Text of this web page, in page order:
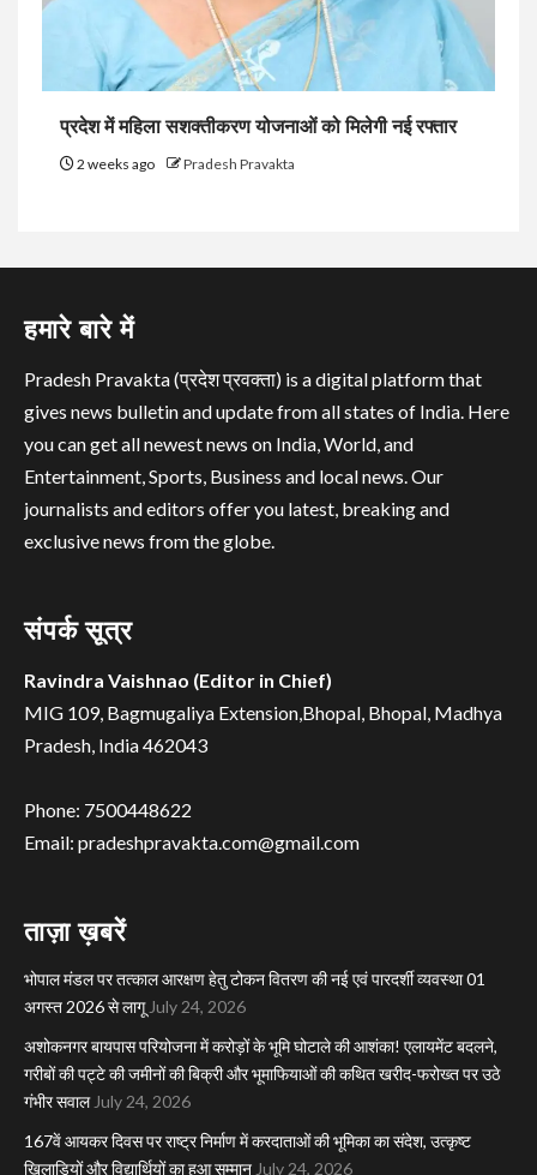
प्रदेश में महिला सशक्तीकरण योजनाओं को मिलेगी नई रफ्तार
2 weeks ago Pradesh Pravakta
हमारे बारे में
Pradesh Pravakta (प्रदेश प्रवक्ता) is a digital platform that
gives news bulletin and update from all states of India. Here
you can get all newest news on India, World, and
Entertainment, Sports, Business and local news. Our
journalists and editors offer you latest, breaking and
exclusive news from the globe.
संपर्क सूत्र
Ravindra Vaishnao (Editor in Chief)
MIG 109, Bagmugaliya Extension,Bhopal, Bhopal, Madhya
Pradesh, India 462043
Phone: 7500448622
Email: pradeshpravakta.com@gmail.com
ताज़ा ख़बरें
भोपाल मंडल पर तत्काल आरक्षण हेतु टोकन वितरण की नई एवं पारदर्शी व्यवस्था 01
अगस्त 2026 से लागू July 24, 2026
अशोकनगर बायपास परियोजना में करोड़ों के भूमि घोटाले की आशंका! एलायमेंट बदलने,
गरीबों की पट्टे की जमीनों की बिक्री और भूमाफियाओं की कथित खरीद-फरोख्त पर उठे
गंभीर सवाल July 24, 2026
167वें आयकर दिवस पर राष्ट्र निर्माण में करदाताओं की भूमिका का संदेश, उत्कृष्ट
खिलाड़ियों और विद्यार्थियों का हुआ सम्मान July 24, 2026